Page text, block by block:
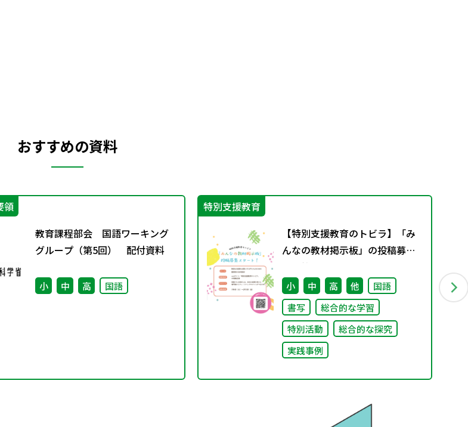
おすすめの資料
領
教育課程部会 国語ワーキング
グループ（第5回） 配付資料
小 中 高 国語
特別支援教育
【特別支援教育のトビラ】「み
んなの教材掲示板」の投稿募集
を開始しました！
小 中 高 他
国語
書写
総合的な学習
特別活動
総合的な探究
実践事例